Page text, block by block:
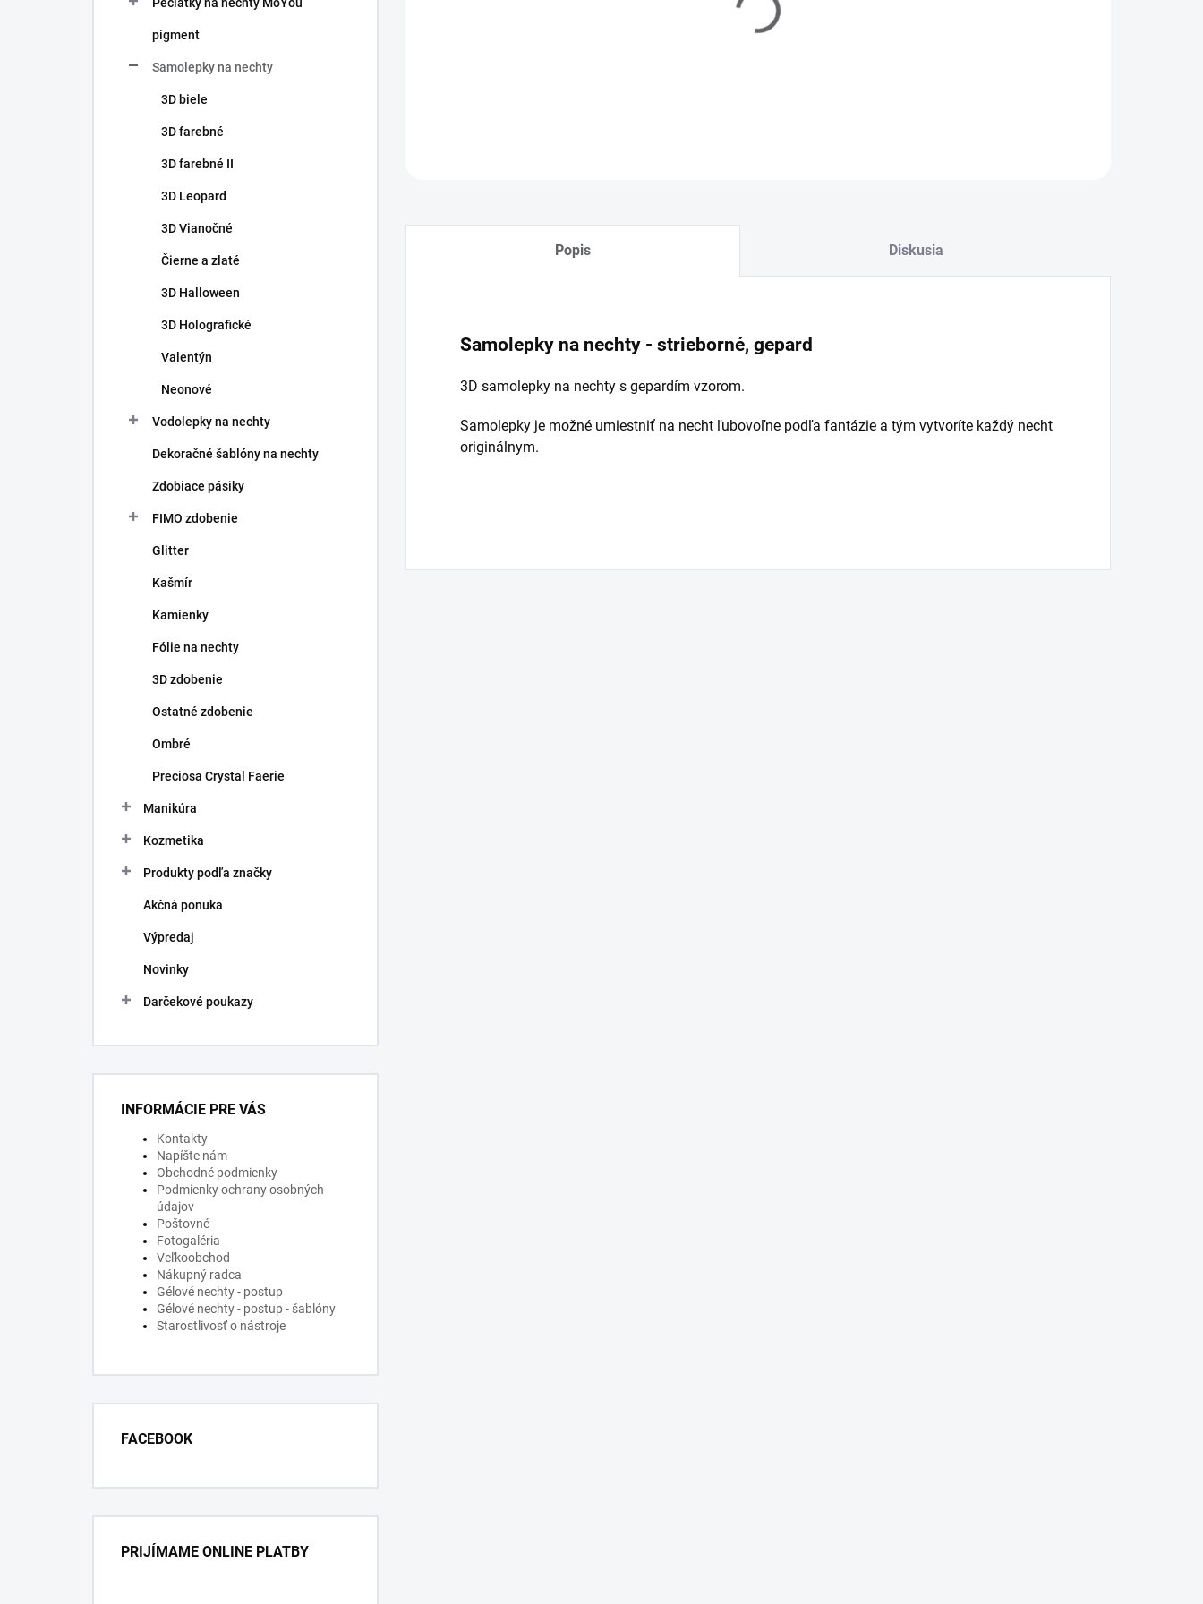
pigment
Samolepky na nechty
3D biele
3D farebné
3D farebné II
3D Leopard
3D Vianočné
Čierne a zlaté
3D Halloween
3D Holografické
Valentýn
Neonové
Vodolepky na nechty
Dekoračné šablóny na nechty
Zdobiace pásiky
FIMO zdobenie
Glitter
Kašmír
Kamienky
Fólie na nechty
3D zdobenie
Ostatné zdobenie
Ombré
Preciosa Crystal Faerie
Manikúra
Kozmetika
Produkty podľa značky
Akčná ponuka
Výpredaj
Novinky
Darčekové poukazy
INFORMÁCIE PRE VÁS
Kontakty
Napíšte nám
Obchodné podmienky
Podmienky ochrany osobných
údajov
Poštovné
Fotogaléria
Veľkoobchod
Nákupný radca
Gélové nechty - postup
Gélové nechty - postup - šablóny
Starostlivosť o nástroje
FACEBOOK
PRIJÍMAME ONLINE PLATBY
Popis Diskusia
Samolepky na nechty - strieborné, gepard
3D samolepky na nechty s gepardím vzorom.
Samolepky je možné umiestniť na necht ľubovoľne podľa fantázie a tým vytvoríte každý necht
originálnym.